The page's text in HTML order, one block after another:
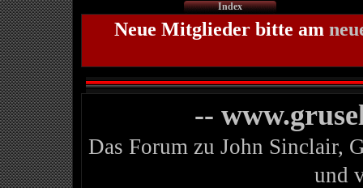
Index
Neue Mitglieder bitte am
--
Das Forum zu John Sinclair,
und